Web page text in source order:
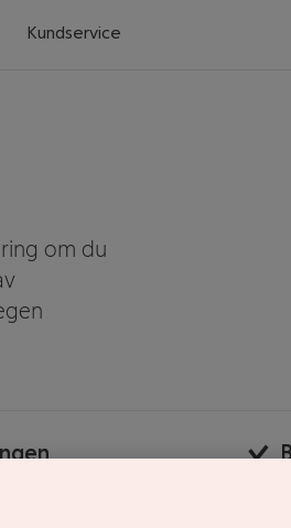
Kundservice
om du